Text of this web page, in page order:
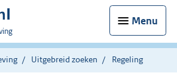
Menu
Uitgebreid zoeken Regeling